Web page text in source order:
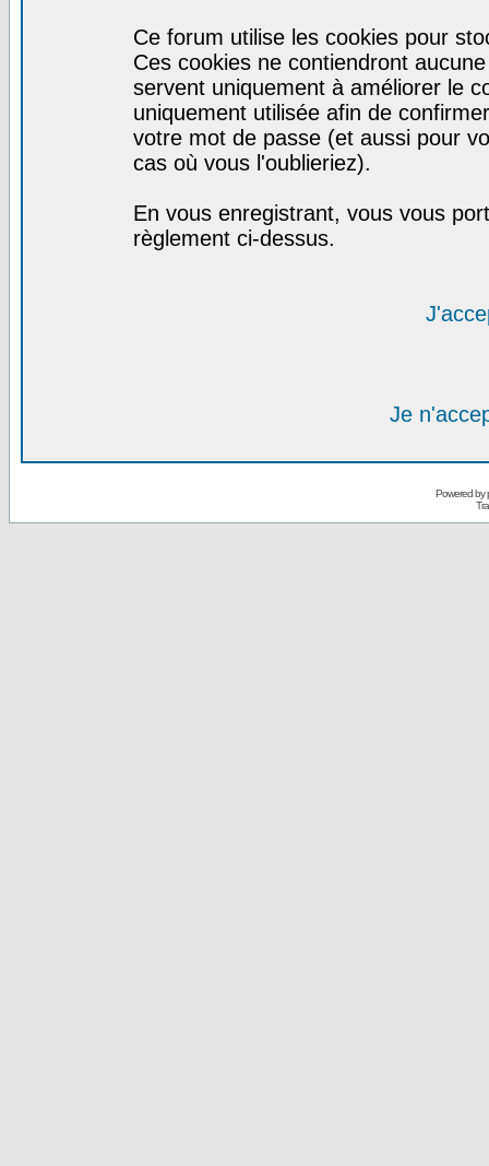
Ce forum utilise les cookies pour
Ces cookies ne contiendront
servent uniquement à améliorer le
uniquement utilisée afin de
votre mot de passe (et aussi pour
cas où vous l'oublieriez).
En vous enregistrant, vous vous
règlement ci-dessus.
Je
Powered by